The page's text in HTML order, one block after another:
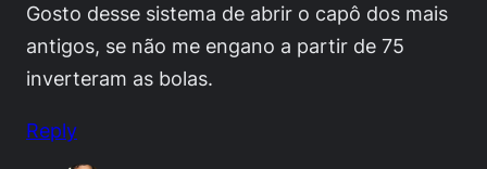
Gosto desse sistema de abrir o capô dos mais
antigos, se não me engano a partir de 75
inverteram as bolas.
Reply